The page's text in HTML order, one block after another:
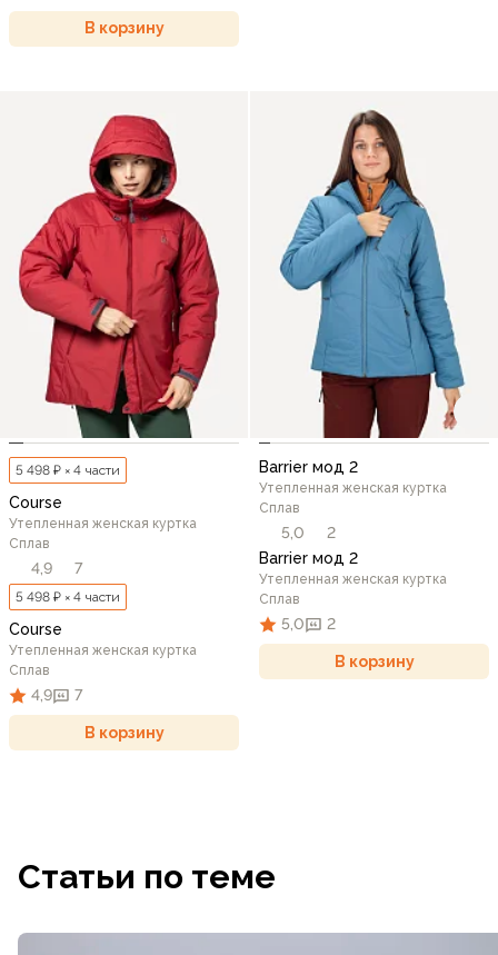
В корзину
5 498 ₽ × 4 части
Course
Утепленная женская куртка
Сплав
4,9 7
5 498 ₽ × 4 части
Course
Утепленная женская куртка
Сплав
4,9 7
В корзину
Barrier мод 2
Утепленная женская куртка
Сплав
5,0
2
Barrier мод 2
Утепленная женская куртка
Сплав
5,0 2
В корзину
Статьи по теме